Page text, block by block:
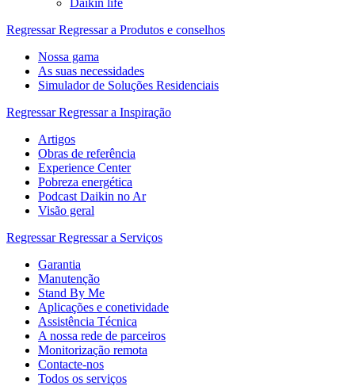
Daikin life
Regressar Regressar a Produtos e conselhos
Nossa gama
As suas necessidades
Simulador de Soluções Residenciais
Regressar Regressar a Inspiração
Artigos
Obras de referência
Experience Center
Pobreza energética
Podcast Daikin no Ar
Visão geral
Regressar Regressar a Serviços
Garantia
Manutenção
Stand By Me
Aplicações e conetividade
Assistência Técnica
A nossa rede de parceiros
Monitorização remota
Contacte-nos
Todos os serviços